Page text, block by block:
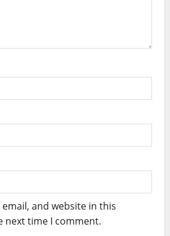
email, and website in this
next time I comment.